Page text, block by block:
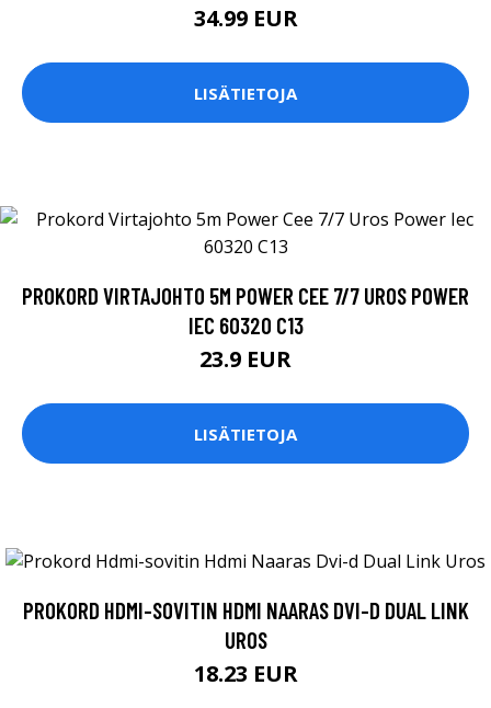
34.99 EUR
LISÄTIETOJA
PROKORD VIRTAJOHTO 5M POWER CEE 7/7 UROS POWER
IEC 60320 C13
23.9 EUR
LISÄTIETOJA
PROKORD HDMI-SOVITIN HDMI NAARAS DVI-D DUAL LINK
UROS
18.23 EUR